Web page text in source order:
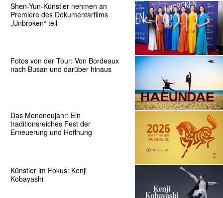
Shen-Yun-Künstler nehmen an
Premiere des Dokumentarfilms
„Unbroken“ teil
Fotos von der Tour: Von Bordeaux
nach Busan und darüber hinaus
Das Mondneujahr: Ein
traditionsreiches Fest der
Erneuerung und Hoffnung
Künstler im Fokus: Kenji
Kobayashi